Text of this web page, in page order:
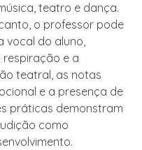
teatro e dança.
o professor pode
vocal do aluno,
e a
teatral, as notas
e a presença de
práticas demonstram
como